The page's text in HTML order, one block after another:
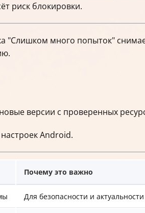
риск блокировки.
"Слишком много попыток"
версии с проверенных
Android.
Почему это важно
Для безопасности и